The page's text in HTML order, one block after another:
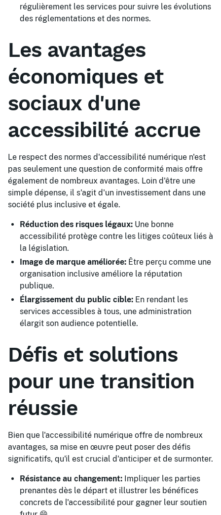
régulièrement les services pour suivre les évolutions
des réglementations et des normes.
Les avantages
économiques et
sociaux d'une
accessibilité accrue
Le respect des normes d'accessibilité numérique n'est
pas seulement une question de conformité mais offre
également de nombreux avantages. Loin d'être une
simple dépense, il s'agit d'un investissement dans une
société plus inclusive et égale.
Réduction des risques légaux: Une bonne
accessibilité protège contre les litiges coûteux liés à
la législation.
Image de marque améliorée: Être perçu comme une
organisation inclusive améliore la réputation
publique.
Élargissement du public cible: En rendant les
services accessibles à tous, une administration
élargit son audience potentielle.
Défis et solutions
pour une transition
réussie
Bien que l'accessibilité numérique offre de nombreux
avantages, sa mise en œuvre peut poser des défis
significatifs, qu'il est crucial d'anticiper et de surmonter.
Résistance au changement: Impliquer les parties
prenantes dès le départ et illustrer les bénéfices
concrets de l'accessibilité pour gagner leur soutien